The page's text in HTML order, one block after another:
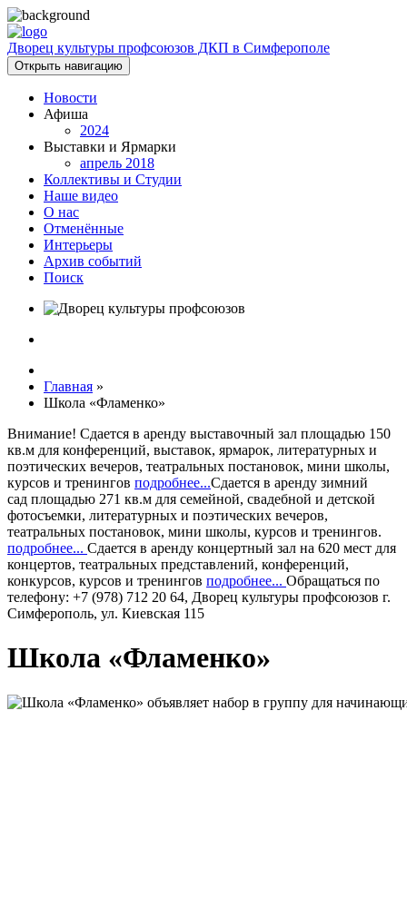
Дворец культуры профсоюзов ДКП в Симферополе
Открыть навигацию
Новости
Афиша
2024
Выставки и Ярмарки
апрель 2018
Коллективы и Студии
Наше видео
О нас
Отменённые
Интерьеры
Архив событий
Поиск
Главная »
Школа «Фламенко»
Внимание! Сдается в аренду выставочный зал площадью 150
кв.м для конференций, выставок, ярмарок, литературных и
поэтических вечеров, театральных постановок, мини школы,
курсов и тренингов подробнее...Сдается в аренду зимний
сад площадью 271 кв.м для семейной, свадебной и детской
фотосъемки, литературных и поэтических вечеров,
театральных постановок, мини школы, курсов и тренингов.
подробнее... Сдается в аренду концертный зал на 620 мест для
концертов, театральных представлений, конференций,
конкурсов, курсов и тренингов подробнее... Обращаться по
телефону: +7 (978) 712 20 64, Дворец культуры профсоюзов г.
Симферополь, ул. Киевская 115
Школа «Фламенко»